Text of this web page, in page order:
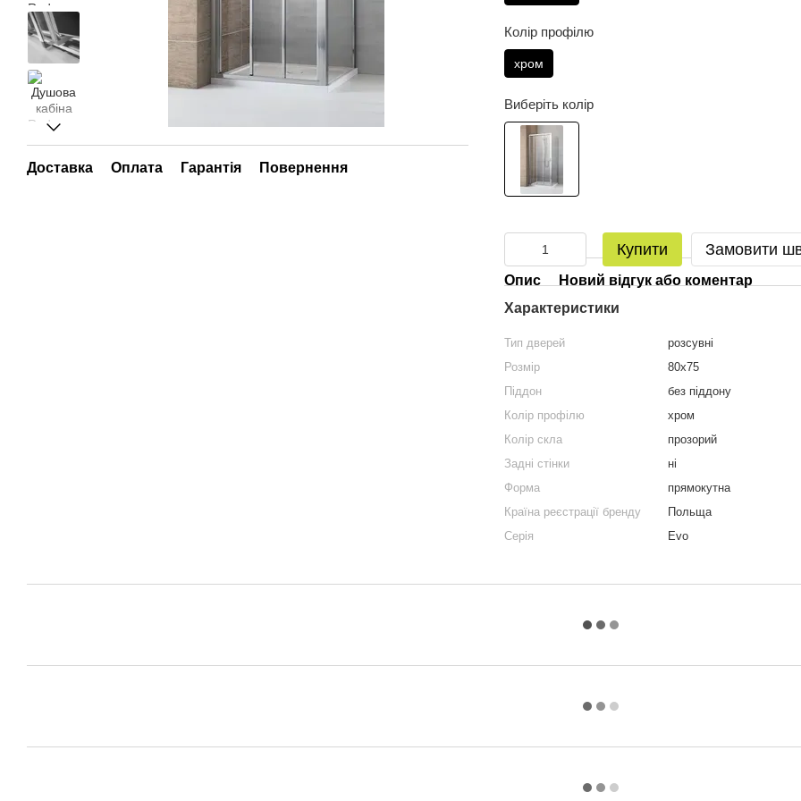
Доставка Оплата Гарантія Повернення
Колір профілю
хром
Виберіть колір
Купити Замовити
Опис
Новий відгук або коментар
Характеристики
Тип дверей
розсувні
Розмір
80x75
Піддон
без піддону
Колір профілю
хром
Колір скла
прозорий
Задні стінки
ні
Форма
прямокутна
Країна реєстрації бренду
Польща
Серія
Evo